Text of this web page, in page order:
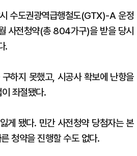
수도권광역급행철도(GTX)-A 운정
사전청약(총 804가구)을 받을 당시
.
하지 못했고, 시공사 확보에 난항을
좌절됐다.
게 됐다. 민간 사전청약 당첨자는 본
청약을 진행할 수도 없다.